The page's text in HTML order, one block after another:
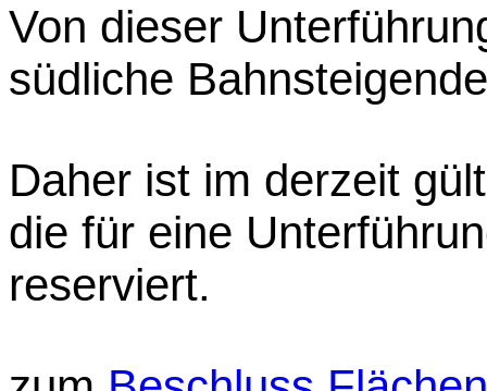
Von dieser
südliche
Daher ist im derzeit
die für eine
reserviert.